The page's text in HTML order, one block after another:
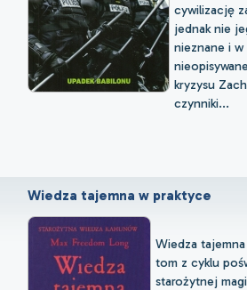
cywilizację
jednak nie
nieznane i
kryzysu
czynniki...
Wiedza tajemna w praktyce
Wiedza
tom z cyklu
starożytnej